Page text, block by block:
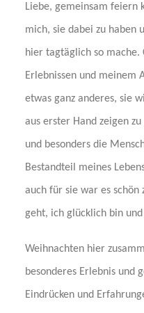
Liebe, gemeinsam feiern
mich, sie dabei zu haben
hier tagtäglich so
Erlebnissen und meinem
etwas ganz anderes, sie
aus erster Hand zeigen
und besonders die
Bestandteil meines
auch für sie war es schön
geht, ich glücklich bin
Weihnachten hier
besonderes Erlebnis und
Eindrücken und